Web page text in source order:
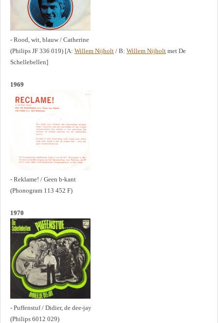
- Rood, wit, blauw / Catherine
(Philips JF 336 019) [A: Willem Nijholt / B: Willem Nijholt met De
Schellebellen]
1969
- Reklame! / Geen b-kant
(Phonogram 113 452 F)
1970
- Puffenstuf / Didier, de dee-jay
(Philips 6012 029)